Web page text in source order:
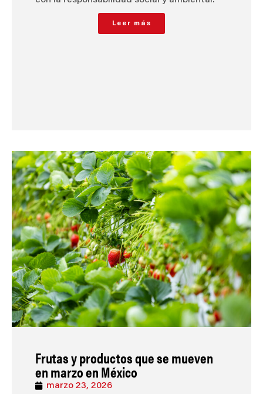
Leer más
Frutas y productos que se mueven
en marzo en México
marzo 23, 2026